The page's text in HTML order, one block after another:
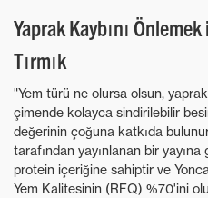
Yaprak Kaybını
Tırmık
"Yem türü ne olursa olsun,
çimende kolayca sindirilebilir
değerinin çoğuna katkıda
tarafından yayınlanan bir
protein içeriğine sahiptir ve
Yem Kalitesinin (RFQ) %70'ini